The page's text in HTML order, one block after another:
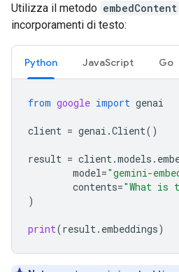
Utilizza il metodo embedContent
incorporamenti di testo:
Python JavaScript Go
from google import genai
client = genai .Client()
result = client.models .
model="gemini-
contents="What is
)
print(result. embeddings)